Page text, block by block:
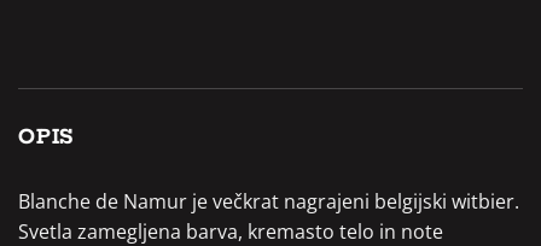
OPIS
Blanche de Namur je večkrat nagrajeni belgijski witbier.
Svetla zamegljena barva, kremasto telo in note